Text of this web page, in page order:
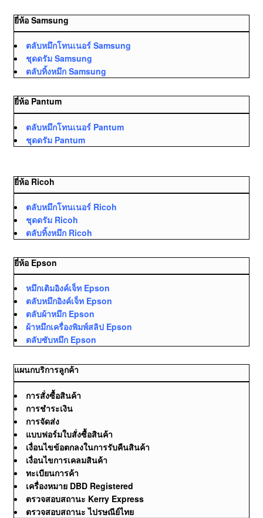
ยี่ห้อ Samsung
ตลับหมึกโทนเนอร์ Samsung
ชุดดรัม Samsung
ตลับทิ้งหมึก Samsung
ยี่ห้อ Pantum
ตลับหมึกโทนเนอร์ Pantum
ชุดดรัม Pantum
ยี่ห้อ Ricoh
ตลับหมึกโทนเนอร์ Ricoh
ชุดดรัม Ricoh
ตลับทิ้งหมึก Ricoh
ยี่ห้อ Epson
หมึกเติมอิงค์เจ็ท Epson
ตลับหมึกอิงค์เจ็ท Epson
ตลับผ้าหมึก Epson
ผ้าหมึกเครื่องพิมพ์สลิป Epson
ตลับซับหมึก Epson
แผนกบริการลูกค้า
การสั่งซื้อสินค้า
การชำระเงิน
การจัดส่ง
แบบฟอร์มใบสั่งซื้อสินค้า
เงื่อนไขข้อตกลงในการรับคืนสินค้า
เงื่อนไขการเคลมสินค้า
ทะเบียนการค้า
เครื่องหมาย DBD Registered
ตรวจสอบสถานะ Kerry Express
ตรวจสอบสถานะ ไปรษณีย์ไทย